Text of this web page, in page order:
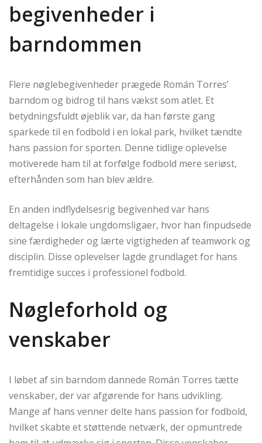
begivenheder i
barndommen
Flere nøglebegivenheder prægede Román Torres’
barndom og bidrog til hans vækst som atlet. Et
betydningsfuldt øjeblik var, da han første gang
sparkede til en fodbold i en lokal park, hvilket tændte
hans passion for sporten. Denne tidlige oplevelse
motiverede ham til at forfølge fodbold mere seriøst,
efterhånden som han blev ældre.
En anden indflydelsesrig begivenhed var hans
deltagelse i lokale ungdomsligaer, hvor han finpudsede
sine færdigheder og lærte vigtigheden af teamwork og
disciplin. Disse oplevelser lagde grundlaget for hans
fremtidige succes i professionel fodbold.
Nøgleforhold og
venskaber
I løbet af sin barndom dannede Román Torres tætte
venskaber, der var afgørende for hans udvikling.
Mange af hans venner delte hans passion for fodbold,
hvilket skabte et støttende netværk, der opmuntrede